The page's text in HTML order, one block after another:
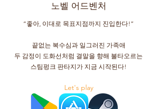
​​노벨 어드벤처
“좋아, 이대로 목표지점까지 진입한다!”
끝없는 복수심과 일그러진 가족애
두 감정이 도화선처럼 결말을 향해 불타오르는
스팀펑크 판타지가 지금 시작된다!
Let's play